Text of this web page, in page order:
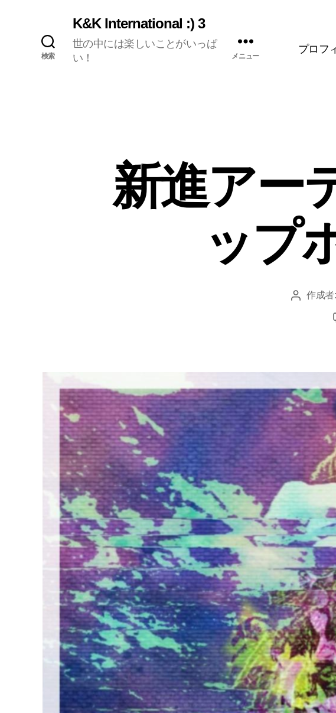
検索
K&K International :) 3
世の中には楽しいことがいっぱ
い！
メニュー
プロフ
新進アー
ップ
投 作成者: